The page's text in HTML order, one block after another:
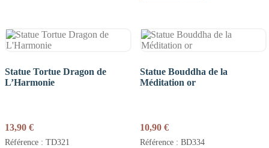
Statue Tortue Dragon de
L’Harmonie
13,90 €
Référence : TD321
Statue Bouddha de la
Méditation or
10,90 €
Référence : BD334